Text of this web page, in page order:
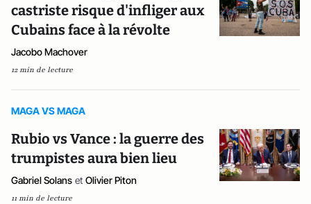
castriste risque d'infliger aux
Cubains face à la révolte
Jacobo Machover
12 min de lecture
MAGA VS MAGA
Rubio vs Vance : la guerre des
trumpistes aura bien lieu
Gabriel Solans et Olivier Piton
11 min de lecture